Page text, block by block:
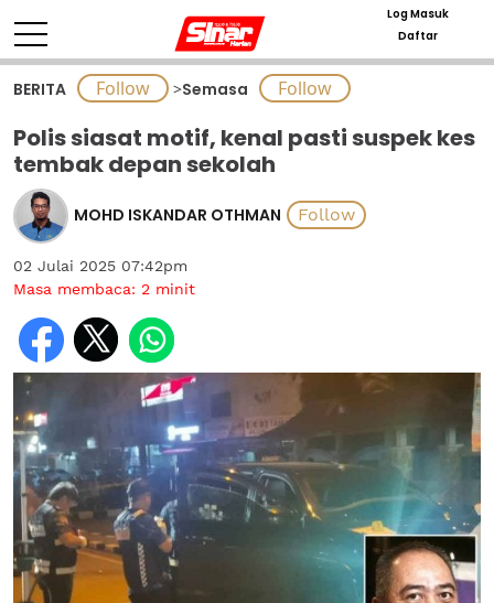
Log Masuk
Daftar
BERITA >Semasa
Polis siasat motif, kenal pasti suspek kes
tembak depan sekolah
MOHD ISKANDAR OTHMAN
02 Julai 2025 07:42pm
Masa membaca: 2 minit